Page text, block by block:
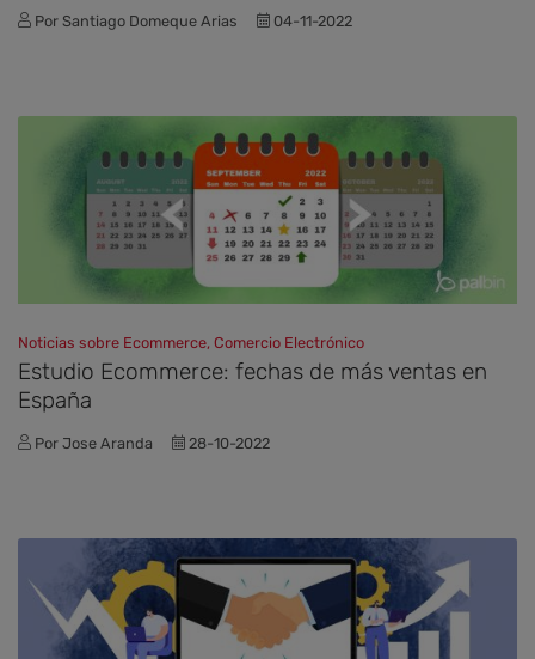
Por Santiago Domeque Arias 04-11-2022
Noticias sobre Ecommerce, Comercio Electrónico
Estudio Ecommerce: fechas de más ventas en
España
Por Jose Aranda 28-10-2022